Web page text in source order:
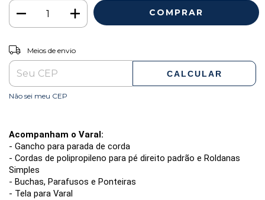
Entregas para o CEP:
Meios de envio
CALCULAR
Não sei meu CEP
Acompanham o Varal:
- Gancho para parada de corda
- Cordas de polipropileno para pé direito padrão e Roldanas
Simples
- Buchas, Parafusos e Ponteiras
- Tela para Varal